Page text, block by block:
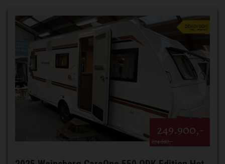
249.900,-
274.610,-